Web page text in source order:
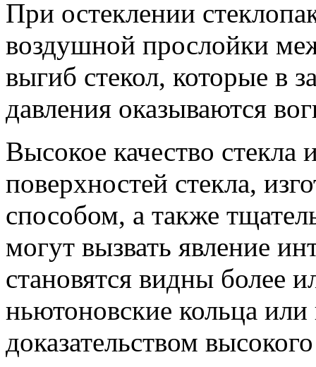
При остеклении
воздушной прослойки
выгиб стекол, которые в
давления оказываются
Высокое качество стекла
поверхностей стекла,
способом, а также
могут вызвать явление
становятся видны более
ньютоновские кольца
доказательством